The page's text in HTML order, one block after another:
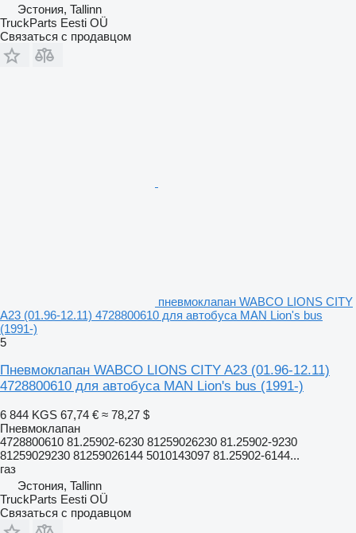
Эстония, Tallinn
TruckParts Eesti OÜ
Связаться с продавцом
пневмоклапан WABCO LIONS CITY
A23 (01.96-12.11) 4728800610 для автобуса MAN Lion's bus
(1991-)
5
Пневмоклапан WABCO LIONS CITY A23 (01.96-12.11)
4728800610 для автобуса MAN Lion's bus (1991-)
6 844 KGS 67,74 € ≈ 78,27 $
Пневмоклапан
4728800610 81.25902-6230 81259026230 81.25902-9230
81259029230 81259026144 5010143097 81.25902-6144...
газ
Эстония, Tallinn
TruckParts Eesti OÜ
Связаться с продавцом